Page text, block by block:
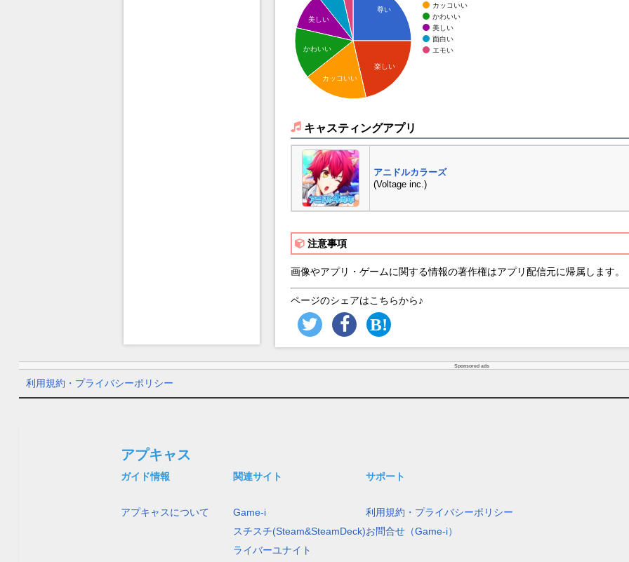
カッコいい
かわいい
美しい
面白い
エモい
尊い
楽しい
美しい
かわいい
カッコいい
キャスティングアプリ
アニドルカラーズ
(Voltage inc.)
注意事項
画像やアプリ・ゲームに関する情報の著作権はアプリ配信元に帰属します。
ページのシェアはこちらから♪
Sponsored ads
利用規約・プライバシーポリシー
アプキャス
ガイド情報
アプキャスについて
関連サイト
Game-i
スチスチ(Steam&SteamDeck)
ライバーユナイト
サポート
利用規約・プライバシーポリシー
お問合せ（Game-i）